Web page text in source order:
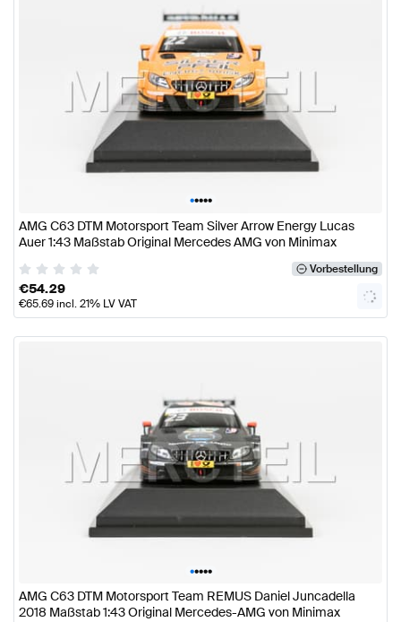
•••••
AMG C63 DTM Motorsport Team Silver Arrow Energy Lucas
Auer 1:43 Maßstab Original Mercedes AMG von Minimax
Vorbestellung
€54.29
€65.69incl. 21% LV VAT
•••••
AMG C63 DTM Motorsport Team REMUS Daniel Juncadella
2018 Maßstab 1:43 Original Mercedes-AMG von Minimax